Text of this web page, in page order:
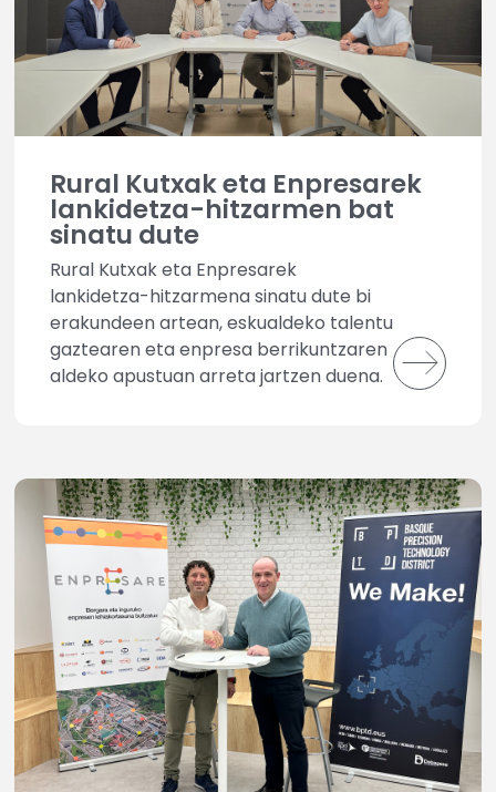
Rural Kutxak eta Enpresarek
lankidetza-hitzarmen bat
sinatu dute
Rural Kutxak eta Enpresarek
lankidetza-hitzarmena sinatu dute bi
erakundeen artean, eskualdeko talentu
gaztearen eta enpresa berrikuntzaren
aldeko apustuan arreta jartzen duena.